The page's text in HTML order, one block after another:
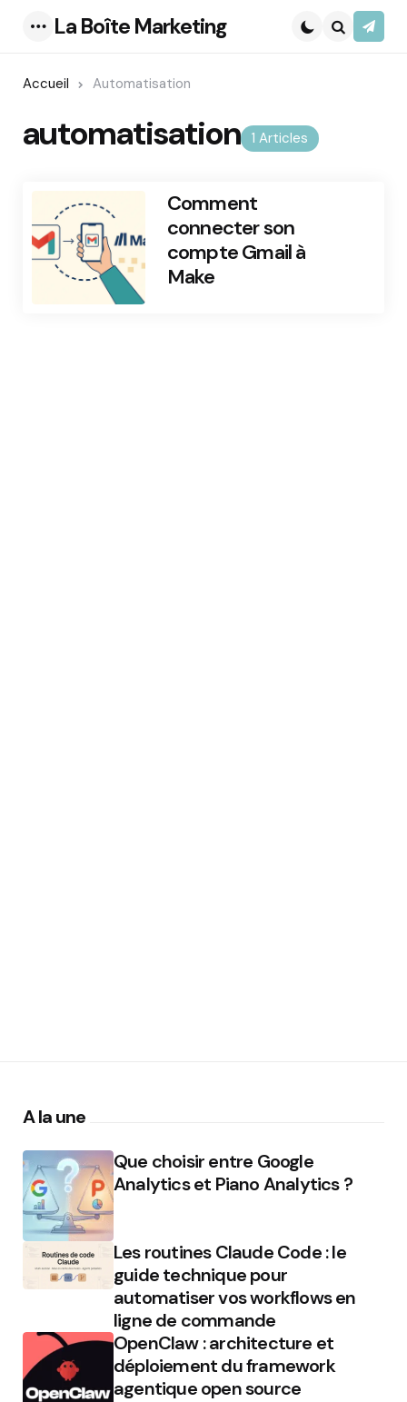
La Boîte Marketing
Accueil Automatisation
1 Articles
automatisation
Comment
connecter son
compte Gmail à
Make
A la une
Que choisir entre Google
Analytics et Piano Analytics ?
Les routines Claude Code : le
guide technique pour
automatiser vos workflows en
ligne de commande
OpenClaw : architecture et
déploiement du framework
agentique open source